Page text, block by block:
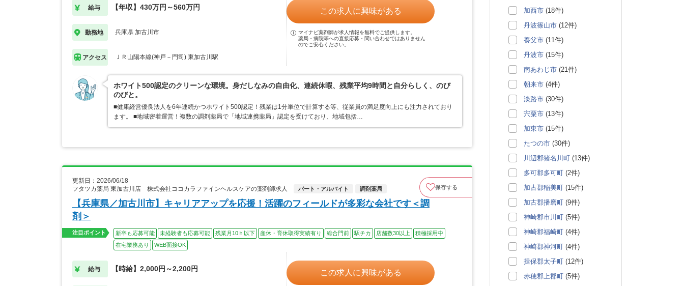
給与 【年収】430万円～560万円
勤務地 兵庫県 加古川市
アクセス ＪＲ山陽本線(神戸－門司) 東加古川駅
この求人に興味がある
マイナビ薬剤師が求人情報を無料でご提供します。
薬局・病院等への直接応募・問い合わせではありません
のでご安心ください。
ホワイト500認定のクリーンな環境。身だしなみの自由化、連続休暇、残業平均9時間と自分らしく、のび
のびと。
■健康経営優良法人を6年連続かつホワイト500認定！残業は1分単位で計算する等、従業員の満足度向上にも注力されており
ます。 ■地域密着運営！複数の調剤薬局で「地域連携薬局」認定を受けており、地域包括…
更新日：2026/06/18
フタツカ薬局 東加古川店 株式会社ココカラファインヘルスケアの薬剤師求人
パート・アルバイト 調剤薬局 保存する
【兵庫県／加古川市】キャリアアップを応援！活躍のフィールドが多彩な会社です＜調
剤＞
注目ポイント 新卒も応募可能 未経験者も応募可能 残業月10ｈ以下 産休・育休取得実績有り 総合門前 駅チカ 店舗数30以上
積極採用中
在宅業務あり
WEB面接OK
給与 【時給】2,000円～2,200円 この求人に興味がある
加西市 (18件)
丹波篠山市 (12件)
養父市 (11件)
丹波市 (15件)
南あわじ市 (21件)
朝来市 (4件)
淡路市 (30件)
宍粟市 (13件)
加東市 (15件)
たつの市 (30件)
川辺郡猪名川町 (13件)
多可郡多可町 (2件)
加古郡稲美町 (15件)
加古郡播磨町 (9件)
神崎郡市川町 (5件)
神崎郡福崎町 (4件)
神崎郡神河町 (4件)
揖保郡太子町 (12件)
赤穂郡上郡町 (5件)